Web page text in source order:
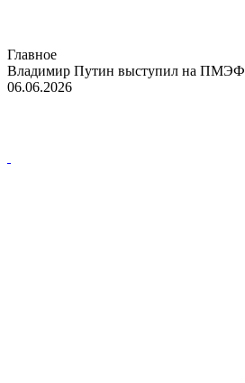
Главное
Владимир Путин выступил на ПМЭФ
06.06.2026